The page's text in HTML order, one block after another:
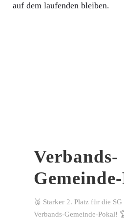
auf dem laufenden bleiben.
Verbands-
🥈 Starker 2. Platz für die
Verbands-Gemeinde-Pokal!